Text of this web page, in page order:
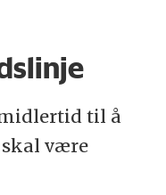
til å
være